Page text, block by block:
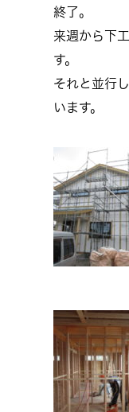
終了。
来週から下
す。
それと並行
います。